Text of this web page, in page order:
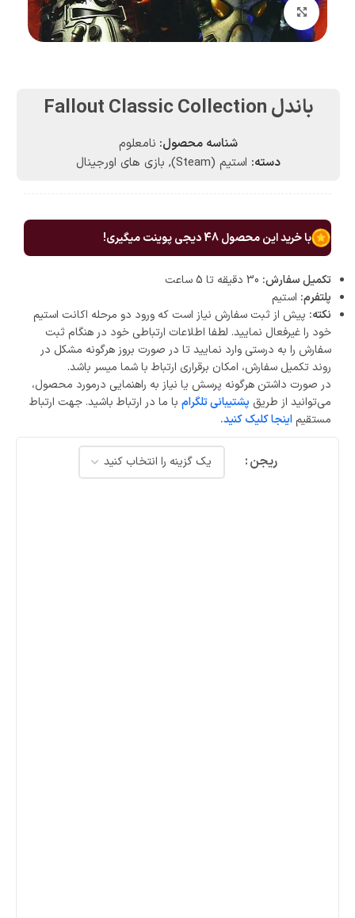
بزرگنمایی تصویر
باندل Fallout Classic Collection
شناسه محصول: نامعلوم
دسته: استیم (Steam) , بازی های اورجینال
با خرید این محصول48دیجی پوینت میگیری!
تکمیل سفارش:
پلتفرم: استیم
نکته: پیش از ثبت سفارش نیاز است که ورود دو مرحله اکانت استیم
خود را غیرفعال نمایید. لطفا اطلاعات ارتباطی خود در هنگام ثبت
سفارش را به درستی وارد نمایید تا در صورت بروز هرگونه مشکل در
روند تکمیل سفارش، امکان برقراری ارتباط با شما میسر باشد.
در صورت داشتن هرگونه پرسش یا نیاز به راهنمایی درمورد محصول،
می‌توانید از طریق پشتیبانی تلگرام با ما در ارتباط باشید. جهت ارتباط
مستقیم اینجا کلیک کنید.
ریجن